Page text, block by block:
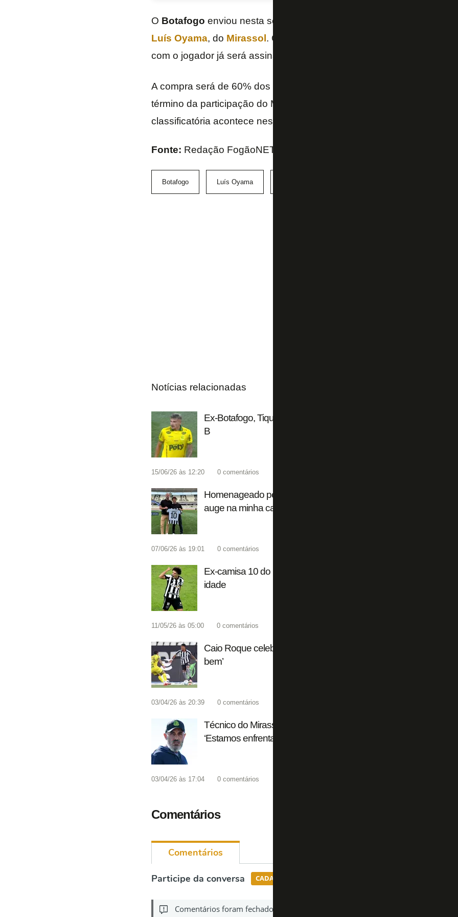
O Botafogo enviou nesta sexta-feira o documento para concluir a
Luís Oyama, do Mirassol . Os dois clubes já trocaram as minutas, e
com o jogador já será assinado, informa a Coluna do Venê
A compra será de 60% dos direitos econômicos. Oyama chegara ao
término da participação do Mirassol no Campeonato Paulista – a
classificatória acontece neste fim de semana.
Fonte: Redação FogãoNET e Coluna do Venê (O Dia)
Botafogo Luís Oyama
Notícias relacionadas
Ex-Botafogo, Tiquinho Soares deixa o Mirassol e acerta com o
B
15/06/26 às 12:20 0 comentários
Homenageado pelo Botafogo, Camilo se declara: 'Foi marcante
auge na minha carreira'
07/06/26 às 19:01 0 comentários
Ex-camisa 10 do Botafogo, Camilo anuncia aposentadoria do
idade
11/05/26 às 05:00 0 comentários
Caio Roque celebra primeiro jogo no Botafogo: ‘Estava muito
bem’
03/04/26 às 20:39 0 comentários
Técnico do Mirassol, Guanaes critica arbitragem em derrota
‘Estamos enfrentando muitos adversários’
03/04/26 às 17:04 0 comentários
Comentários